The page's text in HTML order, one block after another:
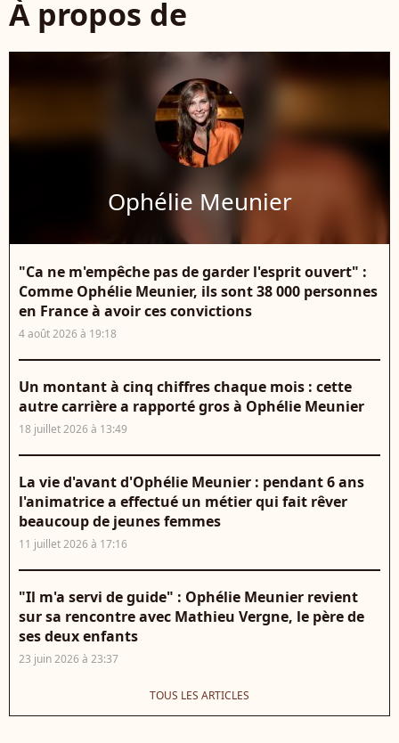
À propos de
Ophélie Meunier
"Ca ne m'empêche pas de garder l'esprit ouvert" :
Comme Ophélie Meunier, ils sont 38 000 personnes
en France à avoir ces convictions
4 août 2026 à 19:18
Un montant à cinq chiffres chaque mois : cette
autre carrière a rapporté gros à Ophélie Meunier
18 juillet 2026 à 13:49
La vie d'avant d'Ophélie Meunier : pendant 6 ans
l'animatrice a effectué un métier qui fait rêver
beaucoup de jeunes femmes
11 juillet 2026 à 17:16
"Il m'a servi de guide" : Ophélie Meunier revient
sur sa rencontre avec Mathieu Vergne, le père de
ses deux enfants
23 juin 2026 à 23:37
TOUS LES ARTICLES